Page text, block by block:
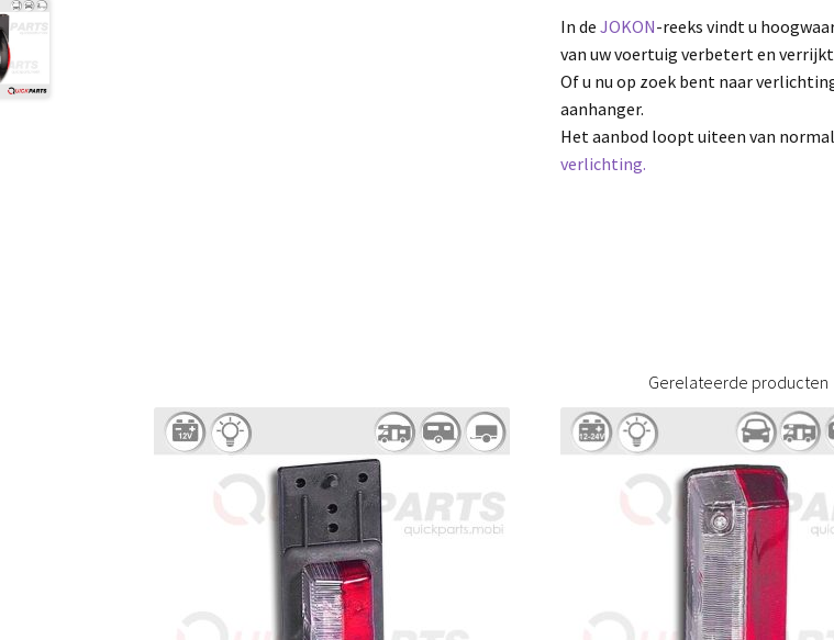
In deJOKON-reeks vindt u
van uw voertuig verbetert en
Of u nu op zoek bent naar
aanhanger.
Het aanbod loopt uiteen van
verlichting.
Gerelateerde producten